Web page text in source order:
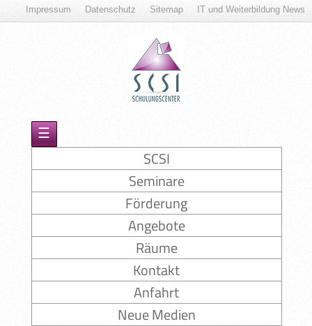
IT und Weiterbildung News
Sitemap
Datenschutz
Impressum
☰
SCSI
Seminare
Förderung
Angebote
Räume
Kontakt
Anfahrt
Neue Medien